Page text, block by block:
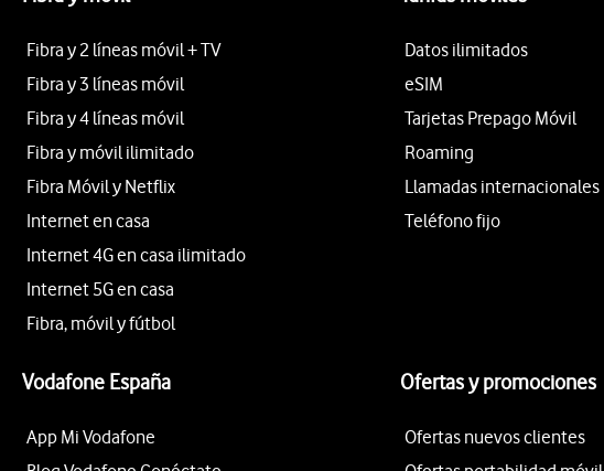
Fibra y 2 líneas móvil + TV
Fibra y 3 líneas móvil
Fibra y 4 líneas móvil
Fibra y móvil ilimitado
Fibra Móvil y Netflix
Internet en casa
Internet 4G en casa ilimitado
Internet 5G en casa
Fibra, móvil y fútbol
Datos ilimitados
eSIM
Tarjetas Prepago Móvil
Roaming
Llamadas internacionales
Teléfono fijo
Vodafone España
App Mi Vodafone
Ofertas y promociones
Ofertas nuevos clientes